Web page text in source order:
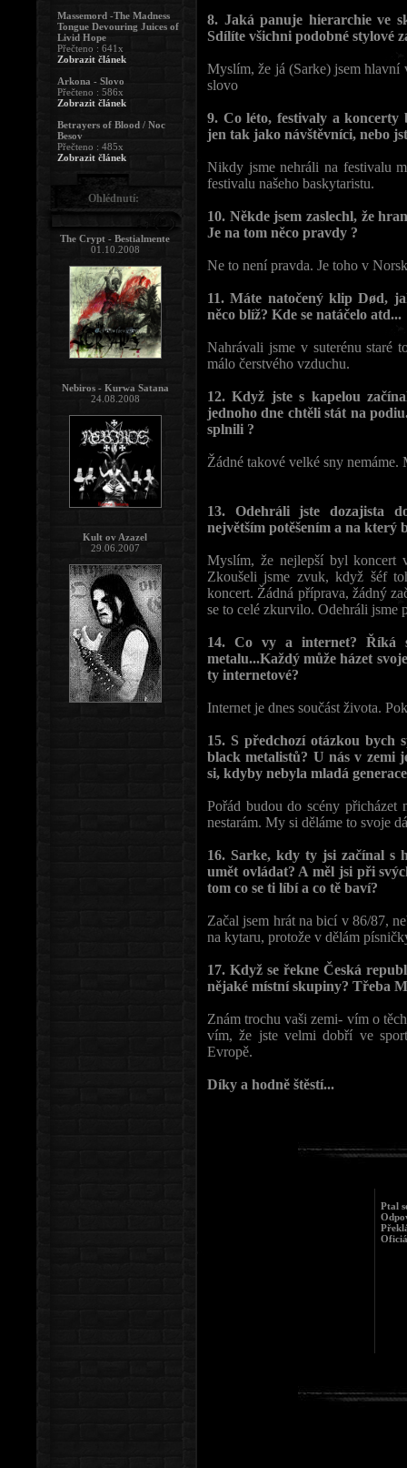
8. Jaká panuje hierarchie ve
Sdílíte všichni podobné stylové
Myslím, že já (Sarke) jsem hlavní
slovo
9. Co léto, festivaly a koncerty
jen tak jako návštěvníci, nebo
Nikdy jsme nehráli na festivalu
festivalu našeho baskytaristu.
10. Někde jsem zaslechl, že
Je na tom něco pravdy ?
Ne to není pravda. Je toho v
11. Máte natočený klip Død,
něco blíž? Kde se natáčelo atd...
Nahrávali jsme v suterénu staré
málo čerstvého vzduchu.
12. Když jste s kapelou
jednoho dne chtěli stát na
splnili ?
Žádné takové velké sny nemáme.
13. Odehráli jste dozajista
největším potěšením a na který
Myslím, že nejlepší byl
Zkoušeli jsme zvuk, když šéf
koncert. Žádná příprava, žádný
se to celé zkurvilo. Odehráli jsme
14. Co vy a internet? Říká
metalu...Každý může házet
ty internetové?
Internet je dnes součást života.
15. S předchozí otázkou bych
black metalistů? U nás v zemi
si, kdyby nebyla mladá
Pořád budou do scény
nestarám. My si děláme to svoje
16. Sarke, kdy ty jsi začínal s
umět ovládat? A měl jsi při
tom co se ti líbí a co tě baví?
Začal jsem hrát na bicí v 86/87,
na kytaru, protože v dělám
17. Když se řekne Česká
nějaké místní skupiny? Třeba
Znám trochu vaši zemi- vím o
vím, že jste velmi dobří ve
Evropě.
Díky a hodně štěstí...
Ptal
Massemord -The Madness
Tongue Devouring Juices of
Livid Hope
Přečteno : 641x
Zobrazit článek
Arkona - Slovo
Přečteno : 586x
Zobrazit článek
Betrayers of Blood / Noc
Besov
Přečteno : 485x
Zobrazit článek
Ohlédnutí:
The Crypt - Bestialmente
01.10.2008
Nebiros - Kurwa Satana
24.08.2008
Kult ov Azazel
29.06.2007